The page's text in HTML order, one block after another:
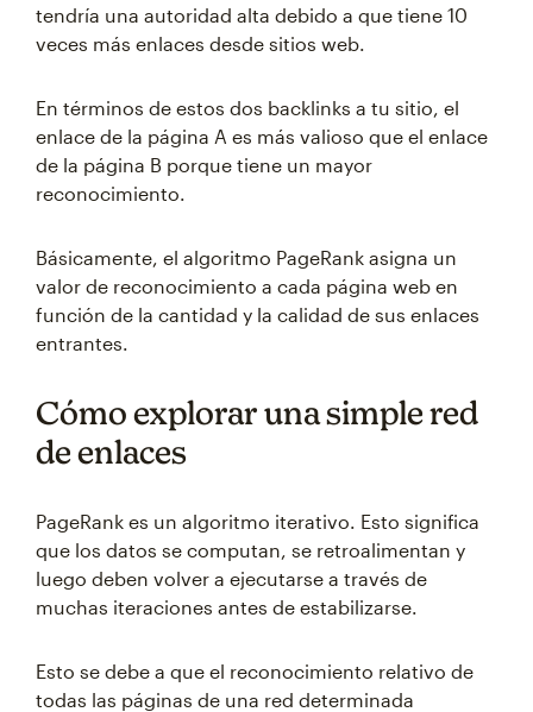
tendría una autoridad alta debido a que tiene 10
veces más enlaces desde sitios web.
En términos de estos dos backlinks a tu sitio, el
enlace de la página A es más valioso que el enlace
de la página B porque tiene un mayor
reconocimiento.
Básicamente, el algoritmo PageRank asigna un
valor de reconocimiento a cada página web en
función de la cantidad y la calidad de sus enlaces
entrantes.
Cómo explorar una simple red
de enlaces
PageRank es un algoritmo iterativo. Esto significa
que los datos se computan, se retroalimentan y
luego deben volver a ejecutarse a través de
muchas iteraciones antes de estabilizarse.
Esto se debe a que el reconocimiento relativo de
todas las páginas de una red determinada